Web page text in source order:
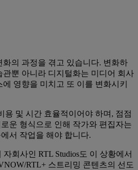
의 과정을 겪고 있습니다. 변화하
관뿐 아니라 디지털화는 미디어 회사
영향을 미치고 또 이를 변화시키
용 및 시간 효율적이어야 하며, 점점
운 형식으로 인해 작가와 편집자는
서 작업을 해야 합니다.
자회사인 RTL Studios도 이 상황에서
RTL+ 스트리밍 콘텐츠의 선도